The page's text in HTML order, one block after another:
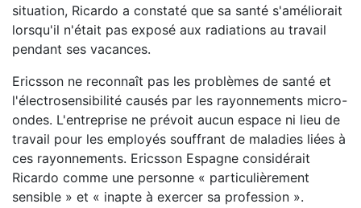
situation, Ricardo a constaté que sa santé s'améliorait
lorsqu'il n'était pas exposé aux radiations au travail
pendant ses vacances.
Ericsson ne reconnaît pas les problèmes de santé et
l'électrosensibilité causés par les rayonnements micro-
ondes. L'entreprise ne prévoit aucun espace ni lieu de
travail pour les employés souffrant de maladies liées à
ces rayonnements. Ericsson Espagne considérait
Ricardo comme une personne « particulièrement
sensible » et « inapte à exercer sa profession ».